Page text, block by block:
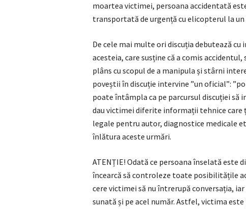
moartea victimei, persoana accidentată
transportată de urgență cu elicopterul la
De cele mai multe ori discuția debutează
acesteia, care susține că a comis
plâns cu scopul de a manipula și stârni
poveștii în discuție intervine ”un oficial”:
poate întâmpla ca pe parcursul discuției să
dau victimei diferite informații tehnice care
legale pentru autor, diagnostice medicale
înlătura aceste urmări.
ATENȚIE! Odată ce persoana înselată
încearcă să controleze toate posibilitățile
cere victimei să nu întrerupă conversația,
sunată și pe acel număr. Astfel, victima